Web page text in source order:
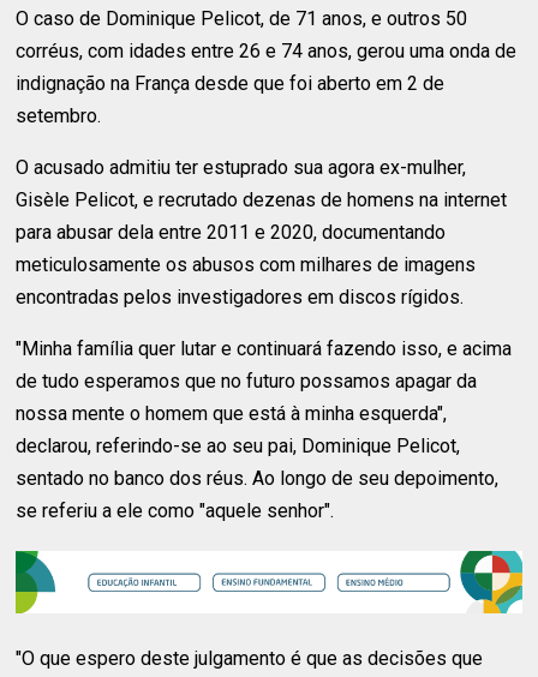
O caso de Dominique Pelicot, de 71 anos, e outros 50
corréus, com idades entre 26 e 74 anos, gerou uma onda de
indignação na França desde que foi aberto em 2 de
setembro.
O acusado admitiu ter estuprado sua agora ex-mulher,
Gisèle Pelicot, e recrutado dezenas de homens na internet
para abusar dela entre 2011 e 2020, documentando
meticulosamente os abusos com milhares de imagens
encontradas pelos investigadores em discos rígidos.
"Minha família quer lutar e continuará fazendo isso, e acima
de tudo esperamos que no futuro possamos apagar da
nossa mente o homem que está à minha esquerda",
declarou, referindo-se ao seu pai, Dominique Pelicot,
sentado no banco dos réus. Ao longo de seu depoimento,
se referiu a ele como "aquele senhor".
"O que espero deste julgamento é que as decisões que